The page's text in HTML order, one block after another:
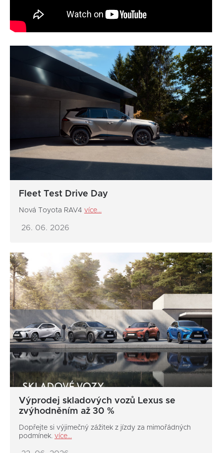
Fleet Test Drive Day
Nová Toyota RAV4 více...
26. 06. 2026
Výprodej skladových vozů Lexus se
zvýhodněním až 30 %
Dopřejte si výjimečný zážitek z jízdy za mimořádných
podmínek. více...